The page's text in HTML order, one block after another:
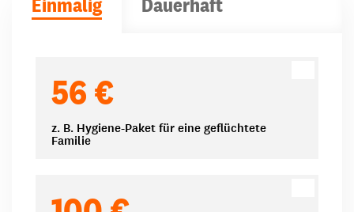
56 €
z. B. Hygiene-Paket für eine geflüchtete
Familie